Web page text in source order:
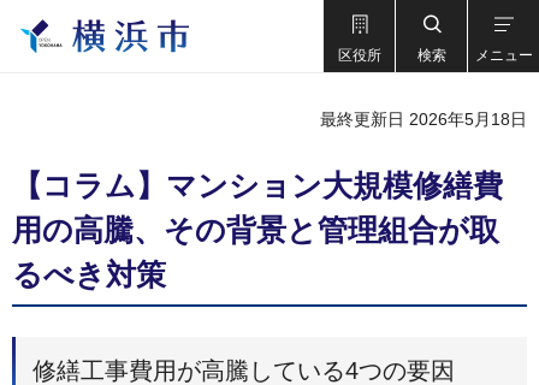
区役所 検索 メニュー
最終更新日 2026年5月18日
【コラム】マンション大規模修繕費
用の高騰、その背景と管理組合が取
るべき対策
修繕工事費用が高騰している4つの要因